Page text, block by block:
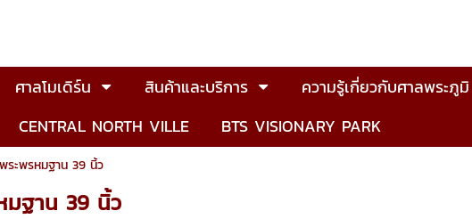
ศาลโมเดิร์น สินค้าและบริการ ความรู้เกี่ยวกับศาลพระภูมิ
CENTRAL NORTH VILLE BTS VISIONARY PARK
ะพรหมฐาน 39 นิ้ว
มฐาน 39 นิ้ว